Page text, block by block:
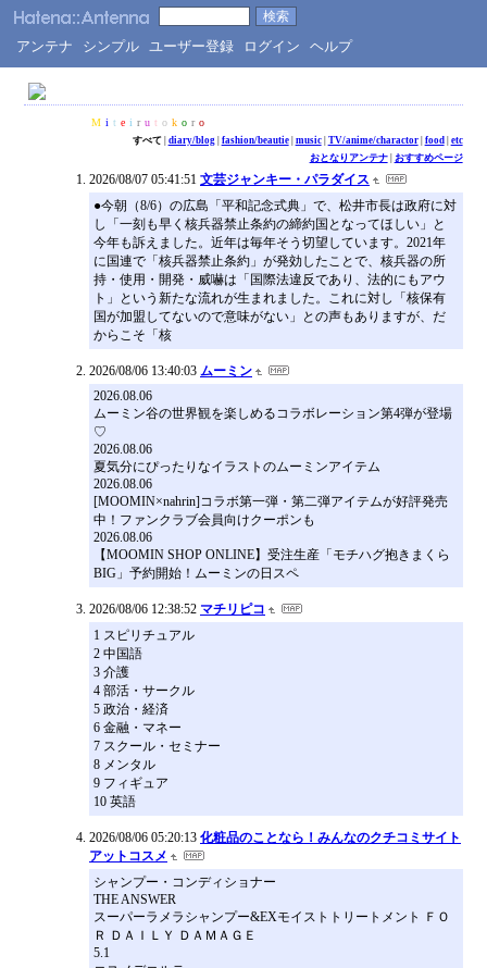
アンテナ シンプル ユーザー登録 ログイン ヘルプ
M i t e i r u t o k o r o
すべて| diary/blog fashion/beautie| music| TV/anime/charactor| food
etc
おとなりアンテナ| おすすめページ
2026/08/07 05:41:51 文芸ジャンキー・パラダイス
●今朝（8/6）の広島「平和記念式典」で、松井市長は政府に対
し「一刻も早く核兵器禁止条約の締約国となってほしい」と
今年も訴えました。近年は毎年そう切望しています。2021年
に国連で「核兵器禁止条約」が発効したことで、核兵器の所
持・使用・開発・威嚇は「国際法違反であり、法的にもアウ
ト」という新たな流れが生まれました。これに対し「核保有
国が加盟してないので意味がない」との声もありますが、だ
からこそ「核
2026/08/06 13:40:03 ムーミン
2026.08.06
ムーミン谷の世界観を楽しめるコラボレーション第4弾が登場
♡
2026.08.06
夏気分にぴったりなイラストのムーミンアイテム
2026.08.06
[MOOMIN×nahrin]コラボ第一弾・第二弾アイテムが好評発売
中！ファンクラブ会員向けクーポンも
2026.08.06
【MOOMIN SHOP ONLINE】受注生産「モチハグ抱きまくら
BIG」予約開始！ムーミンの日スペ
2026/08/06 12:38:52 マチリピコ
1 スピリチュアル
2 中国語
3 介護
4 部活・サークル
5 政治・経済
6 金融・マネー
7 スクール・セミナー
8 メンタル
9 フィギュア
10 英語
2026/08/06 05:20:13 化粧品のことなら！みんなのクチコミサイト
アットコスメ
シャンプー・コンディショナー
THE ANSWER
スーパーラメラシャンプー&EXモイストトリートメント ＦＯ
Ｒ ＤＡＩＬＹ ＤＡＭＡＧＥ
5.1